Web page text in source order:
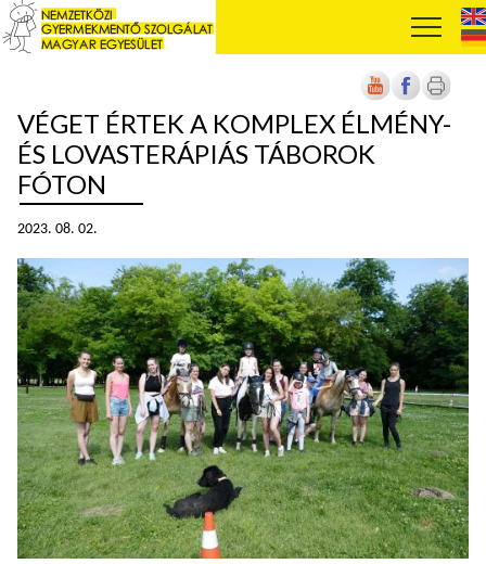
VÉGET ÉRTEK A KOMPLEX ÉLMÉNY-
ÉS LOVASTERÁPIÁS TÁBOROK
FÓTON
2023. 08. 02.